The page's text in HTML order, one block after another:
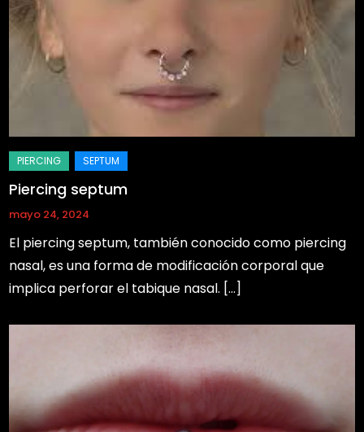
Piercing septum
mayo 24, 2024
El piercing septum, también conocido como piercing
nasal, es una forma de modificación corporal que
implica perforar el tabique nasal. […]